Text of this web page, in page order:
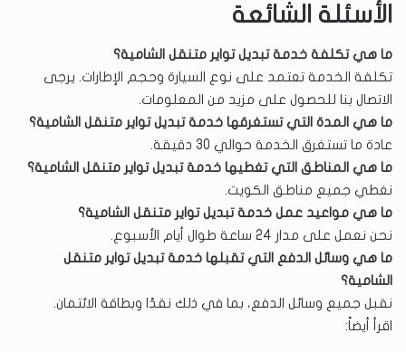
الأسئلة الشائعة
ما هي تكلفة خدمة تبديل تواير متنقل الشامية؟
تكلفة الخدمة تعتمد على نوع السيارة وحجم الإطارات. يرجى
الاتصال بنا للحصول على مزيد من المعلومات.
ما هي المدة التي تستغرقها خدمة تبديل تواير متنقل الشامية؟
عادة ما تستغرق الخدمة حوالي 30 دقيقة.
ما هي المناطق التي تغطيها خدمة تبديل تواير متنقل الشامية؟
نغطي جميع مناطق الكويت.
ما هي مواعيد عمل خدمة تبديل تواير متنقل الشامية؟
نحن نعمل على مدار 24 ساعة طوال أيام الأسبوع.
ما هي وسائل الدفع التي تقبلها خدمة تبديل تواير متنقل
الشامية؟
نقبل جميع وسائل الدفع، بما في ذلك نقدًا وبطاقة الائتمان.
اقرأ أيضاً: